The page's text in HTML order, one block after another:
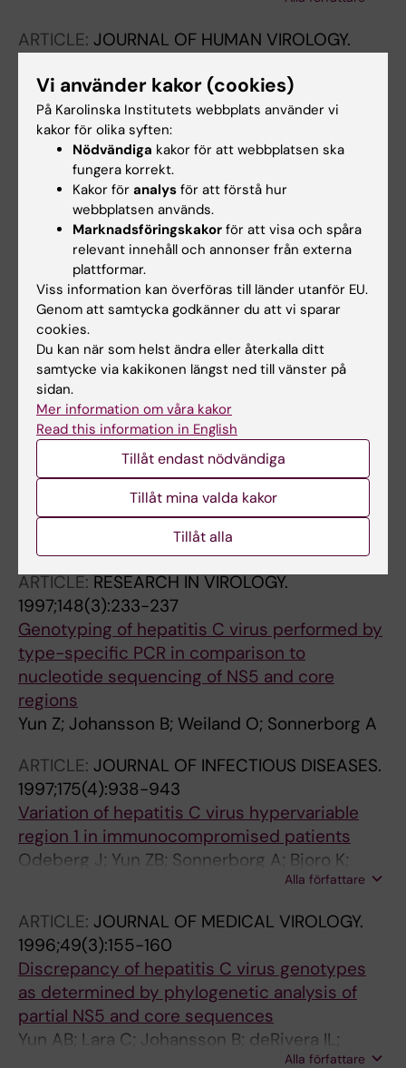
ARTICLE: JOURNAL OF HUMAN VIROLOGY.
HIV-1 nef mutations and clinical long-term
nonprogression. A molecular epidemiology
study.
Visco-Comandini U; Yun Z; Paganelli R; Orlandi
P; Salotti A; Johansson B; Vahlne A;
Sönnerborg A
ARTICLE:JOURNAL OF VIROLOGICAL
METHODS.1997;69(1-2):171-180
Quantification of HIV-1 proviral DNA from
peripheral blood mononuclear cells using a
high throughput four-competitor competitive
PCR
Comandini UV; Sönnerborg A; Vahlne A; Yun
Alla författare
ARTICLE:TRANSPLANTATION.
172
Dynamic analysis of hepatitis C virus
polymorphism in patients with orthotopic
liver transplantation
Yun ZB; Barkholt L; Sonnerborg A
ARTICLE:RESEARCH IN VIROLOGY.
1997;148(3):233-237
Genotyping of hepatitis C virus performed by
type-specific PCR in comparison to
nucleotide sequencing of NS5 and core
regions
Yun Z; Johansson B; Weiland O; Sonnerborg A
ARTICLE: JOURNAL OF INFECTIOUS DISEASES.
1997;175(4):938-943
Variation of hepatitis C virus hypervariable
region 1 in immunocompromised patients
Odeberg J; Yun ZB; Sonnerborg A; Bjoro K;
Alla författare
ARTICLE: JOURNAL OF MEDICAL VIROLOGY.
1996;49(3):155-160
Discrepancy of hepatitis C virus genotypes
as determined by phylogenetic analysis of
partial NS5 and core sequences
Yun AB; Lara C; Johansson B; deRivera IL;
Alla författare
Vi använder kakor (cookies)
På Karolinska Institutets webbplats använder vi
kakor för olika syften:
Nödvändiga kakor för att webbplatsen ska
fungera korrekt.
Kakor för analys för att förstå hur
webbplatsen används.
Marknadsföringskakor för att visa och spåra
relevant innehåll och annonser från externa
plattformar.
Viss information kan överföras till länder utanför EU.
Genom att samtycka godkänner du att vi sparar
cookies.
Du kan när som helst ändra eller återkalla ditt
samtycke via kakikonen längst ned till vänster på
sidan.
Mer information om våra kakor
Read this information in English
Tillåt endast nödvändiga
Tillåt mina valda kakor
Tillåt alla